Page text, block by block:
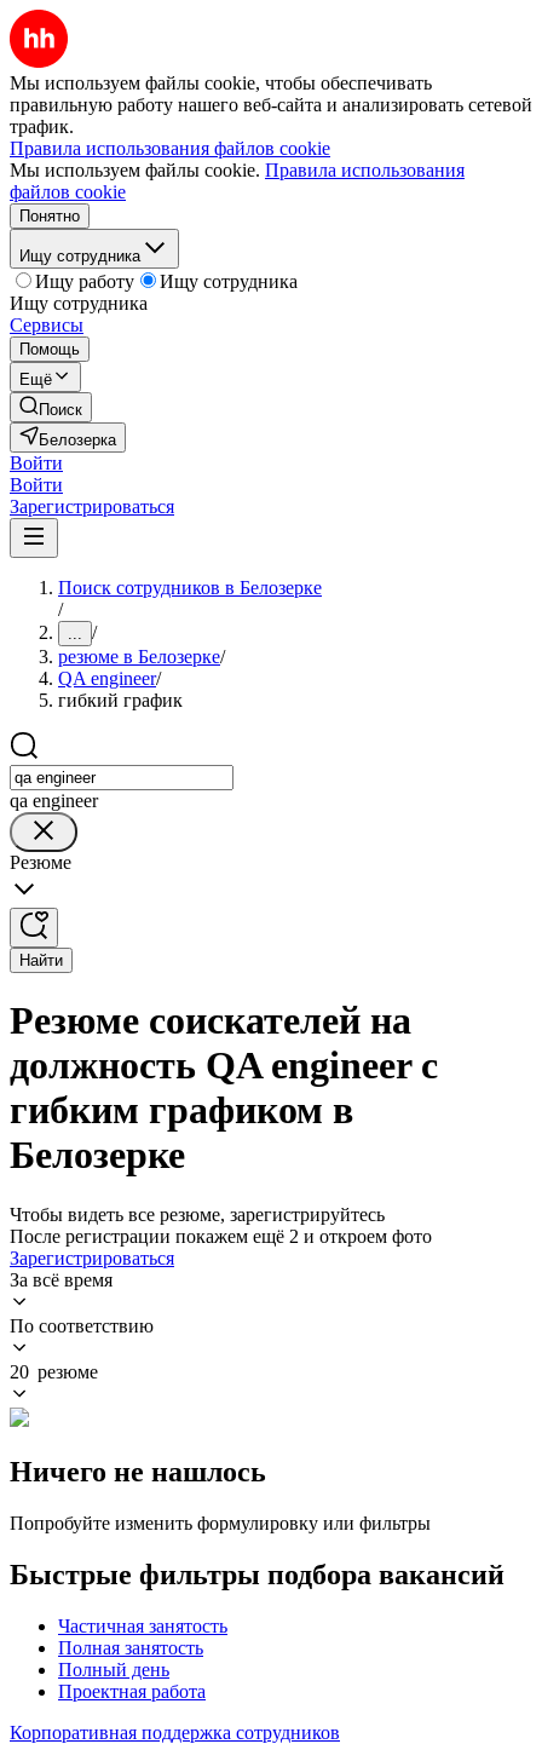
Мы используем файлы cookie, чтобы обеспечивать
правильную работу нашего веб-сайта и анализировать сетевой
трафик.
Правила использования файлов cookie
Мы используем файлы cookie. Правила использования
файлов cookie
Понятно
Ищу сотрудника
Ищу работу
Ищу сотрудника
Ищу сотрудника
Сервисы
Помощь
Ещё
Поиск
Белозерка
Войти
Войти
Зарегистрироваться
Поиск сотрудников в Белозерке
/
... /
резюме в Белозерке/
QA engineer/
гибкий график
qa engineer
Резюме
Найти
Резюме соискателей на
должность QA engineer с
гибким графиком в
Белозерке
Чтобы видеть все резюме, зарегистрируйтесь
После регистрации покажем ещё 2 и откроем фото
Зарегистрироваться
За всё время
По соответствию
20 резюме
Ничего не нашлось
Попробуйте изменить формулировку или фильтры
Быстрые фильтры подбора вакансий
Частичная занятость
Полная занятость
Полный день
Проектная работа
Корпоративная поддержка сотрудников